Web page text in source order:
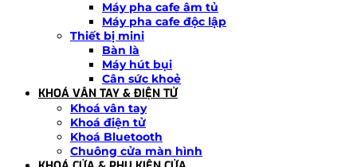
Máy pha cafe âm tủ
Máy pha cafe độc lập
Thiết bị mini
Bàn là
Máy hút bụi
Cân sức khoẻ
KHOÁ VÂN TAY & ĐIỆN TỬ
Khoá vân tay
Khoá điện tử
Khoá Bluetooth
Chuông cửa màn hình